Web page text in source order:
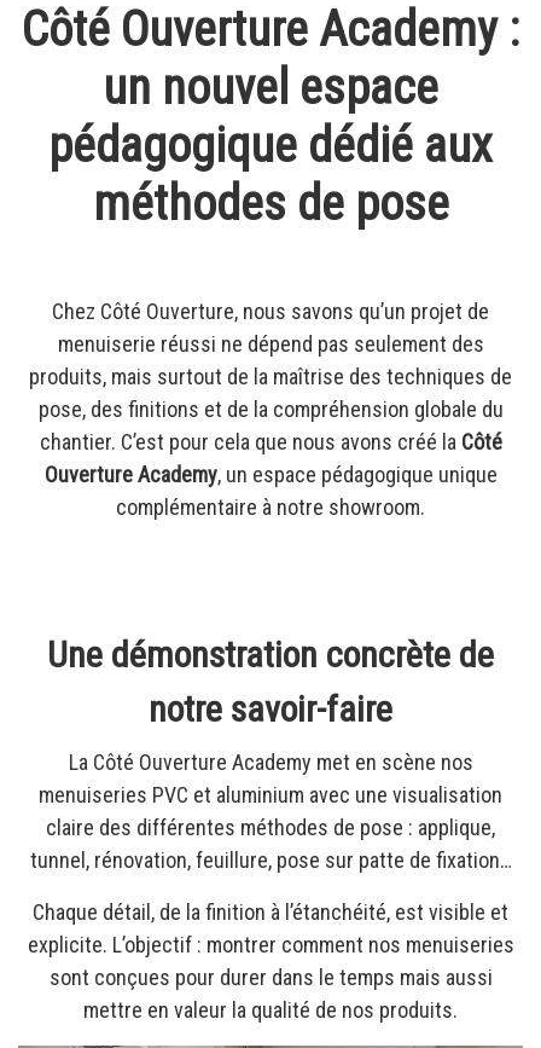
Côté Ouverture Academy :
un nouvel espace
pédagogique dédié aux
méthodes de pose
Chez Côté Ouverture, nous savons qu’un projet de
menuiserie réussi ne dépend pas seulement des
produits, mais surtout de la maîtrise des techniques de
pose, des finitions et de la compréhension globale du
chantier. C’est pour cela que nous avons créé la Côté
Ouverture Academy, un espace pédagogique unique
complémentaire à notre showroom.
Une démonstration concrète de
notre savoir-faire
La Côté Ouverture Academy met en scène nos
menuiseries PVC et aluminium avec une visualisation
claire des différentes méthodes de pose : applique,
tunnel, rénovation, feuillure, pose sur patte de fixation…
Chaque détail, de la finition à l’étanchéité, est visible et
explicite. L’objectif : montrer comment nos menuiseries
sont conçues pour durer dans le temps mais aussi
mettre en valeur la qualité de nos produits.